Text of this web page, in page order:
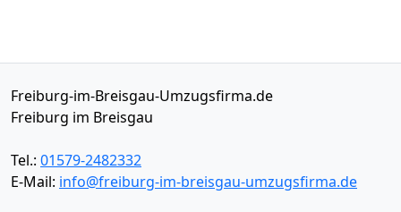
Freiburg-im-Breisgau-Umzugsfirma.de
Freiburg im Breisgau
Tel.: 01579-2482332
E-Mail: info@freiburg-im-breisgau-umzugsfirma.de